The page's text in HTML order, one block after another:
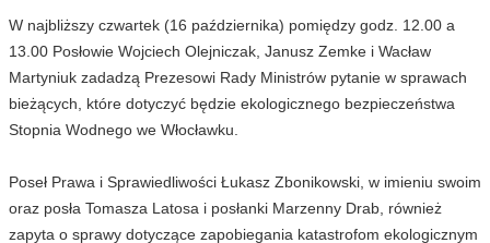
W najbliższy czwartek (16 października) pomiędzy godz. 12.00 a
13.00 Posłowie Wojciech Olejniczak, Janusz Zemke i Wacław
Martyniuk zadadzą Prezesowi Rady Ministrów pytanie w sprawach
bieżących, które dotyczyć będzie ekologicznego bezpieczeństwa
Stopnia Wodnego we Włocławku.
Poseł Prawa i Sprawiedliwości Łukasz Zbonikowski, w imieniu swoim
oraz posła Tomasza Latosa i posłanki Marzenny Drab, również
zapyta o sprawy dotyczące zapobiegania katastrofom ekologicznym